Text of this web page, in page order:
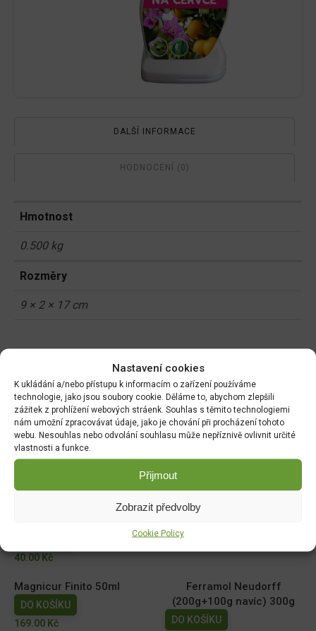
Nastavení cookies
K ukládání a/nebo přístupu k informacím o zařízení používáme
technologie, jako jsou soubory cookie. Děláme to, abychom zlepšili
zážitek z prohlížení webových stráenk. Souhlas s těmito technologiemi
nám umožní zpracovávat údaje, jako je chování při procházení tohoto
webu. Nesouhlas nebo odvolání souhlasu může nepříznivě ovlivnit určité
vlastnosti a funkce.
Přijmout
Zobrazit předvolby
Cookie Policy
DALŠÍ INFORMACE
HODNOCENÍ (0)
Hmotnost
0.500 kg
Rozměry
9 × 2 × 17 cm
Související produkty:
AgroBio Karate se Zeon
technologií 5CS 20ml
DO KOŠÍKU
110.00Kč
AgroBio Proti mšicím,
molicím a housenkám
15ml (Delta insekticid)
DO KOŠÍKU
79.00Kč
AgroBio Proti mšicím,
molicím a housenkám 3ml
40.00 Kč
AgroBio Zdravé rajče PLUS
Magnicur Finito 50ml
DO KOŠÍKU
169.00 Kč
Ferramol Neudorff
(200g+100g navíc) 300g
DO KOŠÍKU